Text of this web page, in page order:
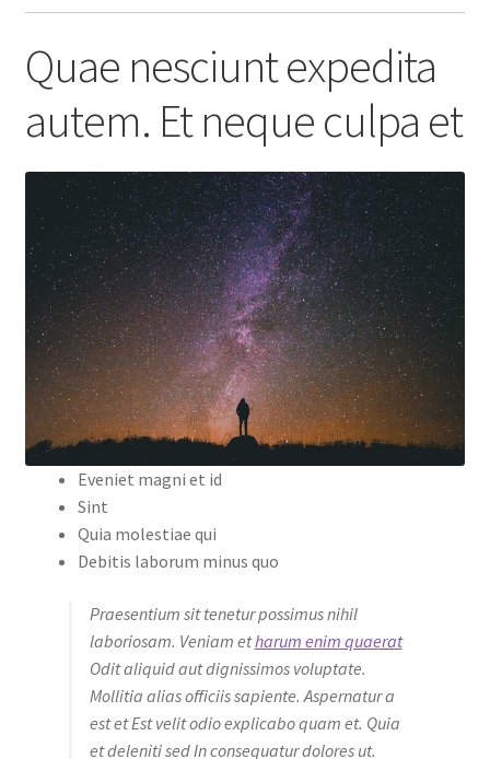
Quae nesciunt expedita
autem. Et neque culpa et
Eveniet magni et id
Sint
Quia molestiae qui
Debitis laborum minus quo
Praesentium sit tenetur possimus nihil
laboriosam. Veniam etharum enim quaerat
Odit aliquid aut dignissimos voluptate.
Mollitia alias officiis sapiente. Aspernatur a
est et Est velit odio explicabo quam et. Quia
et deleniti sed In consequatur dolores ut.